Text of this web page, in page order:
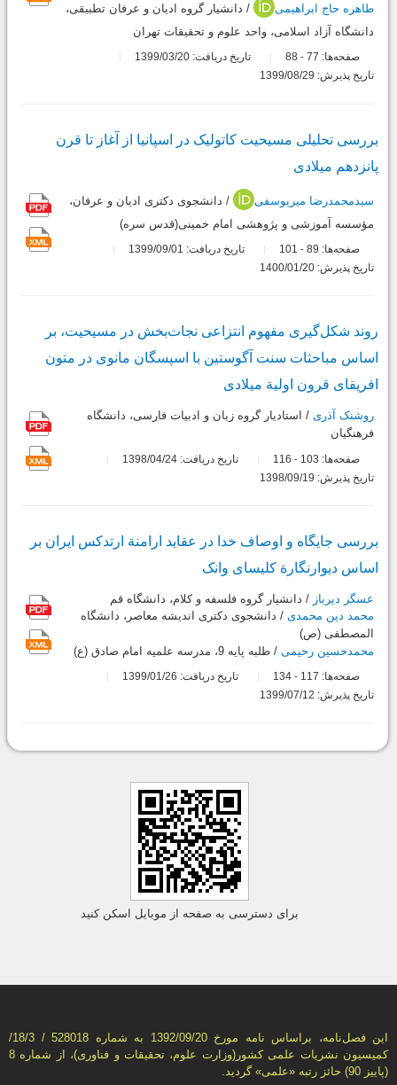
طاهره حاج ابراهیمی
/ دانشیار گروه ادیان و عرفان تطبیقی،
دانشگاه آزاد اسلامی، واحد علوم و تحقیقات تهران
صفحه‌ها: 77
-
تاریخ دریافت: 1399/03/20
تاریخ پذیرش: 1399/08/29
بررسی تحلیلی مسیحیت کاتولیک در اسپانیا از آغاز تا قرن
پانزدهم میلادی
سیدمحمدرضا میریوسفی
/ دانشجوی دکتری ادیان و عرفان،
مؤسسه آموزشی و پژوهشی امام خمینی(قدس سره)
صفحه‌ها: 89
-
تاریخ دریافت: 1399/09/01
تاریخ پذیرش: 1400/01/20
روند شکل‌گیری مفهوم انتزاعی نجات‌بخش در مسیحیت، بر
اساس مباحثات سنت آگوستین با اسپسگان مانوی در متون
افریقای قرون اولیة میلادی
روشنک آذری / استادیار گروه زبان و ادبیات فارسی، دانشگاه
فرهنگیان
صفحه‌ها: 103
-
تاریخ دریافت: 1398/04/24
تاریخ پذیرش: 1398/09/19
بررسی جایگاه و اوصاف خدا در عقاید ارامنة ارتدکس ایران بر
اساس دیوار‌نگارة کلیسای وانک
عسگر دیرباز / دانشیار گروه فلسفه و کلام، دانشگاه قم
محمد دین محمدی / دانشجوی دکتری اندیشه معاصر، دانشگاه
المصطفی (ص)
محمدحسین رحیمی / طلبه پایه 9، مدرسه علمیه امام صادق (ع)
صفحه‌ها: 117
-
تاریخ دریافت: 1399/01/26
تاریخ پذیرش: 1399/07/12
برای دسترسی به صفحه از موبایل اسکن کنید
این فصل‌نامه، براساس نامه مورخ 1392/09/20 به شماره 528018 / 18/3/
كمیسیون نشریات علمی كشور(وزارت علوم، تحقیقات و فناوری)، از شماره 8
(پاییز 90) حائز رتبه «علمی» گردید.